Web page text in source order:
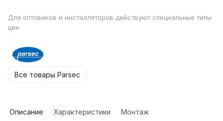
Для оптовиков и инсталляторов действуют специальные типы
цен.
Все товары Parsec
Описание Характеристики Монтаж